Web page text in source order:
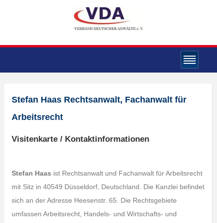
Stefan Haas Rechtsanwalt, Fachanwalt für
Arbeitsrecht
Visitenkarte / Kontaktinformationen
Stefan Haas ist Rechtsanwalt und Fachanwalt für Arbeitsrecht
mit Sitz in 40549 Düsseldorf, Deutschland. Die Kanzlei befindet
sich an der Adresse Heesenstr. 65. Die Rechtsgebiete
umfassen Arbeitsrecht, Handels- und Wirtschafts- und